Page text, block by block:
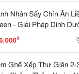
Nhân Sấy Chín Ăn
- Giải Pháp Dinh
Mạnh Cho Cuộc Sống
₫
Ghế Xếp Thư Giãn 2-